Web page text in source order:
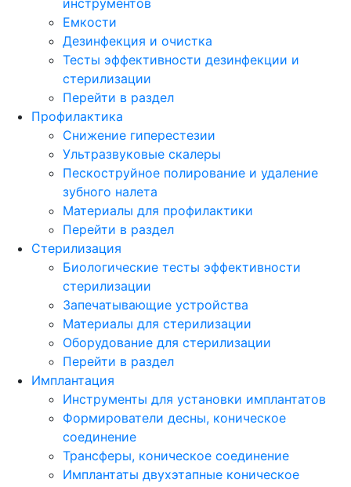
Емкости
Дезинфекция и очистка
Тесты эффективности дезинфекции и
стерилизации
Перейти в раздел
Профилактика
Снижение гиперестезии
Ультразвуковые скалеры
Пескоструйное полирование и удаление
зубного налета
Материалы для профилактики
Перейти в раздел
Стерилизация
Биологические тесты эффективности
стерилизации
Запечатывающие устройства
Материалы для стерилизации
Оборудование для стерилизации
Перейти в раздел
Имплантация
Инструменты для установки имплантатов
Формирователи десны, коническое
соединение
Трансферы, коническое соединение
Имплантаты двухэтапные коническое